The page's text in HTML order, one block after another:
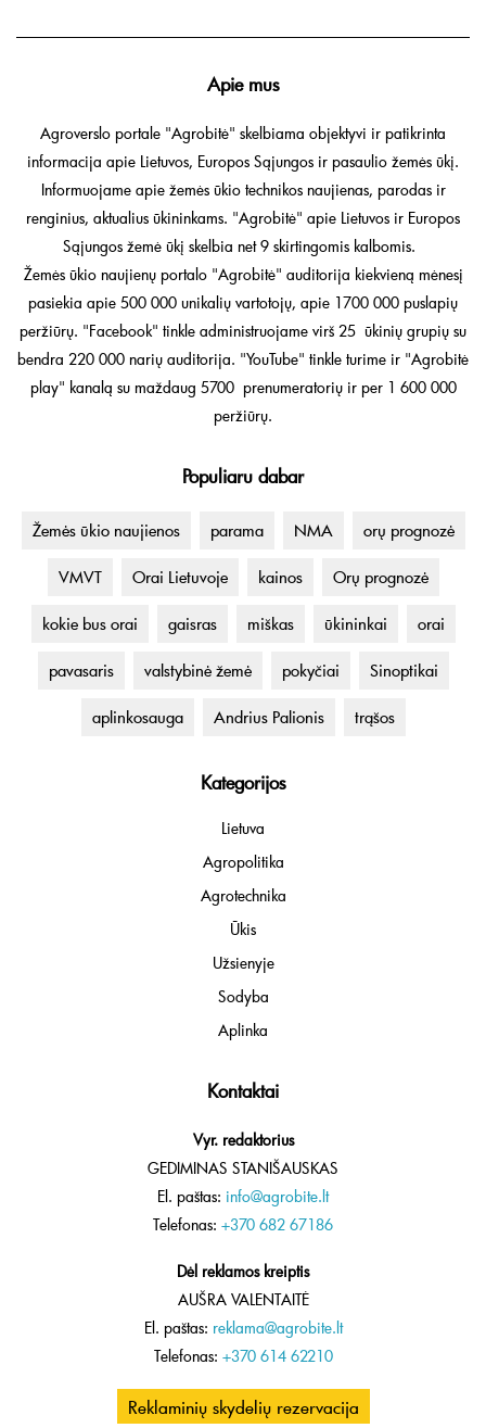
Apie mus
Agroverslo portale "Agrobitė" skelbiama objektyvi ir patikrinta
informacija apie Lietuvos, Europos Sąjungos ir pasaulio žemės ūkį.
Informuojame apie žemės ūkio technikos naujienas, parodas ir
renginius, aktualius ūkininkams. "Agrobitė" apie Lietuvos ir Europos
Sąjungos žemė ūkį skelbia net 9 skirtingomis kalbomis.
Žemės ūkio naujienų portalo "Agrobitė" auditorija kiekvieną mėnesį
pasiekia apie 500 000 unikalių vartotojų, apie 1700 000 puslapių
peržiūrų. "Facebook" tinkle administruojame virš 25 ūkinių grupių su
bendra 220 000 narių auditorija. "YouTube" tinkle turime ir "Agrobitė
play" kanalą su maždaug 5700 prenumeratorių ir per 1 600 000
peržiūrų.
Populiaru dabar
Žemės ūkio naujienos parama NMA orų prognozė
VMVT Orai Lietuvoje kainos Orų prognozė
kokie bus orai gaisras miškas ūkininkai orai
pavasaris valstybinė žemė pokyčiai Sinoptikai
aplinkosauga Andrius Palionis trąšos
Kategorijos
Lietuva
Agropolitika
Agrotechnika
Ūkis
Užsienyje
Sodyba
Aplinka
Kontaktai
Vyr. redaktorius
GEDIMINAS STANIŠAUSKAS
El. paštas: info@agrobite.lt
Telefonas: +370 682 67186
Dėl reklamos kreiptis
AUŠRA VALENTAITĖ
El. paštas: reklama@agrobite.lt
Telefonas: +370 614 62210
Reklaminių skydelių rezervacija